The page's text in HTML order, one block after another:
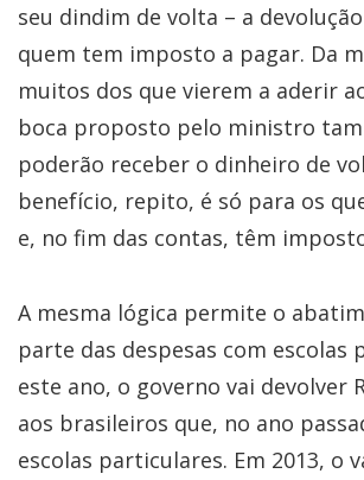
seu dindim de volta – a
quem tem imposto a pagar. Da
muitos dos que vierem a aderir
boca proposto pelo ministro
poderão receber o dinheiro de
benefício, repito, é só para os
e, no fim das contas, têm
A mesma lógica permite o
parte das despesas com escolas
este ano, o governo vai devolver
aos brasileiros que, no ano
escolas particulares. Em 2013, o